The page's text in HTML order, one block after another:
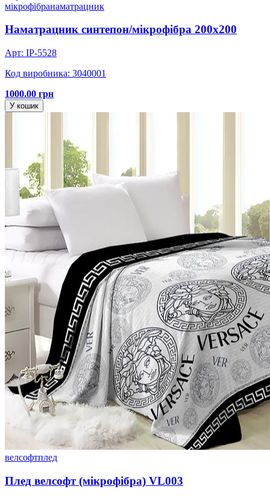
мікрофібранаматрацник
Наматрацник синтепон/мікрофібра 200х200
Арт: IP-5528
Код виробника: 3040001
1000.00 грн
У кошик
велсофтплед
Плед велсофт (мікрофібра) VL003